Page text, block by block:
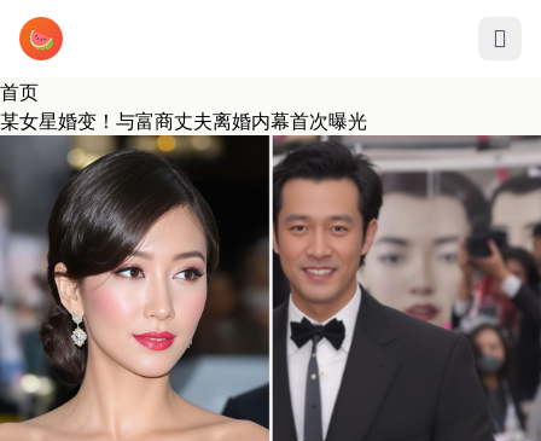
跳过导航
🍉
首页
某女星婚变！与富商丈夫离婚内幕首次曝光